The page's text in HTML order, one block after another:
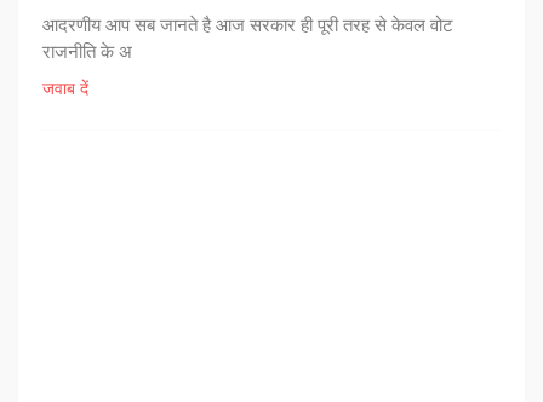
आदरणीय आप सब जानते है आज सरकार ही पूरी तरह से केवल वोट
राजनीति के अ
जवाब दें